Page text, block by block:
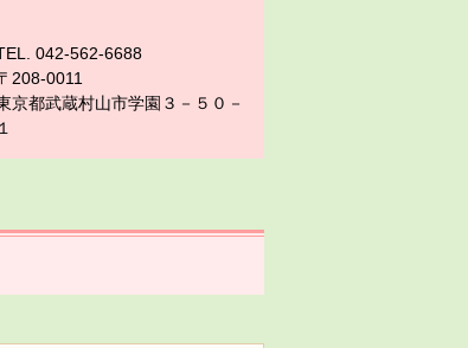
042-562-6688
208-0011
京都武蔵村山市学園３－５０－
１